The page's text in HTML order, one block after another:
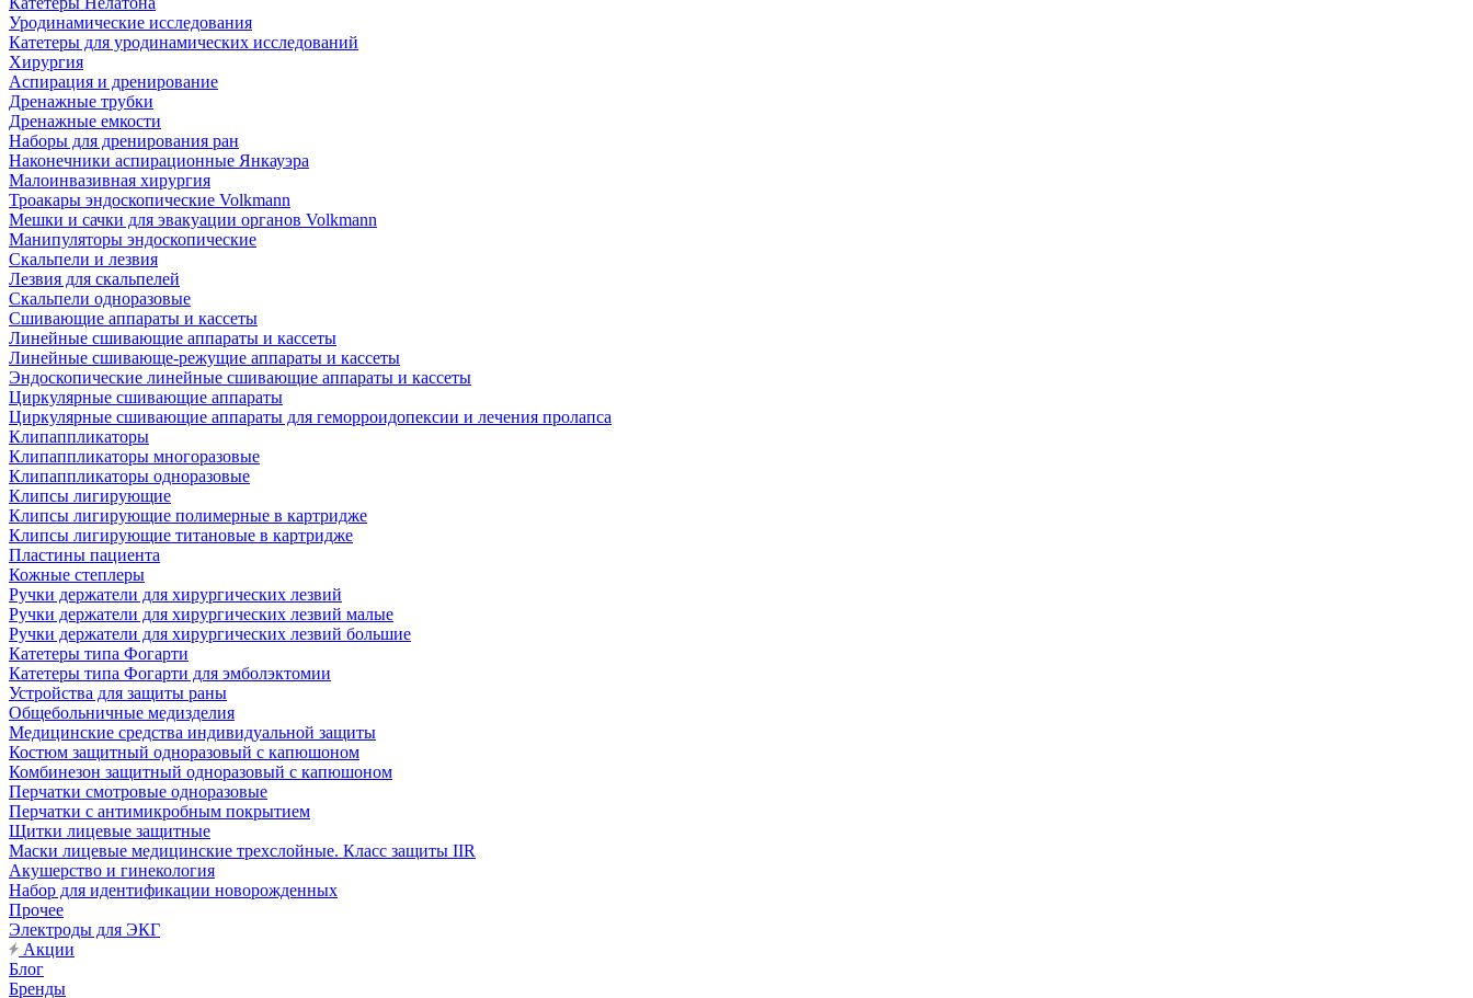
Уродинамические исследования
Катетеры для уродинамических исследований
Хирургия
Аспирация и дренирование
Дренажные трубки
Дренажные емкости
Наборы для дренирования ран
Наконечники аспирационные Янкауэра
Малоинвазивная хирургия
Троакары эндоскопические Volkmann
Мешки и сачки для эвакуации органов Volkmann
Манипуляторы эндоскопические
Скальпели и лезвия
Лезвия для скальпелей
Скальпели одноразовые
Сшивающие аппараты и кассеты
Линейные сшивающие аппараты и кассеты
Линейные сшивающе-режущие аппараты и кассеты
Эндоскопические линейные сшивающие аппараты и кассеты
Циркулярные сшивающие аппараты
Циркулярные сшивающие аппараты для геморроидопексии и лечения пролапса
Клипаппликаторы
Клипаппликаторы многоразовые
Клипаппликаторы одноразовые
Клипсы лигирующие
Клипсы лигирующие полимерные в картридже
Клипсы лигирующие титановые в картридже
Пластины пациента
Кожные степлеры
Ручки держатели для хирургических лезвий
Ручки держатели для хирургических лезвий малые
Ручки держатели для хирургических лезвий большие
Катетеры типа Фогарти
Катетеры типа Фогарти для эмболэктомии
Устройства для защиты раны
Общебольничные медизделия
Медицинские средства индивидуальной защиты
Костюм защитный одноразовый с капюшоном
Комбинезон защитный одноразовый с капюшоном
Перчатки смотровые одноразовые
Перчатки с антимикробным покрытием
Щитки лицевые защитные
Маски лицевые медицинские трехслойные. Класс защиты IIR
Акушерство и гинекология
Набор для идентификации новорожденных
Прочее
Электроды для ЭКГ
Акции
Блог
Бренды